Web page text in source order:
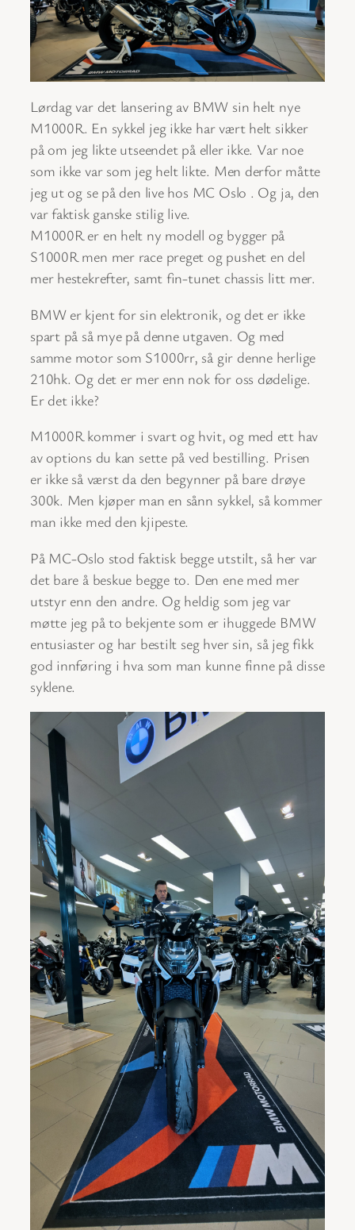
Lørdag var det lansering av BMW sin helt nye
M1000R. En sykkel jeg ikke har vært helt sikker
på om jeg likte utseendet på eller ikke. Var noe
som ikke var som jeg helt likte. Men derfor måtte
jeg ut og se på den live hos MC Oslo . Og ja, den
var faktisk ganske stilig live.
M1000R er en helt ny modell og bygger på
S1000R men mer race preget og pushet en del
mer hestekrefter, samt fin-tunet chassis litt mer.
BMW er kjent for sin elektronik, og det er ikke
spart på så mye på denne utgaven. Og med
samme motor som S1000rr, så gir denne herlige
210hk. Og det er mer enn nok for oss dødelige.
Er det ikke?
M1000R kommer i svart og hvit, og med ett hav
av options du kan sette på ved bestilling. Prisen
er ikke så værst da den begynner på bare drøye
300k. Men kjøper man en sånn sykkel, så kommer
man ikke med den kjipeste.
På MC-Oslo stod faktisk begge utstilt, så her var
det bare å beskue begge to. Den ene med mer
utstyr enn den andre. Og heldig som jeg var
møtte jeg på to bekjente som er ihuggede BMW
entusiaster og har bestilt seg hver sin, så jeg fikk
god innføring i hva som man kunne finne på disse
syklene.